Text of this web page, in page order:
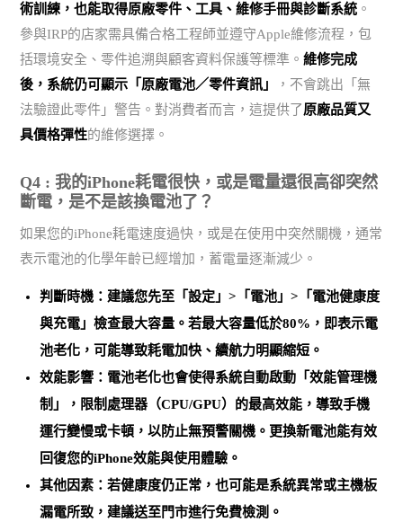
術訓練，也能取得原廠零件、工具、維修手冊與診斷系統 。
參與IRP的店家需具備合格工程師並遵守Apple維修流程，包
括環境安全、零件追溯與顧客資料保護等標準。維修完成
後，系統仍可顯示「原廠電池／零件資訊」
，不會跳出「無
法驗證此零件」警告。對消費者而言，這提供了原廠品質又
具價格彈性的維修選擇。
Q4 : 我的iPhone耗電很快，或是電量還很高卻突然
斷電，是不是該換電池了？
如果您的iPhone耗電速度過快，或是在使用中突然關機，通常
表示電池的化學年齡已經增加，蓄電量逐漸減少。
判斷時機：建議您先至「設定」>「電池」>「電池健康度
與充電」檢查最大容量。若最大容量低於80%，即表示電
池老化 ，可能導致耗電加快、續航力明顯縮短。
效能影響：電池老化也會使得系統自動啟動「效能管理機
制」，限制處理器（CPU/GPU）的最高效能，導致手機
運行變慢或卡頓，以防止無預警關機。 更換新電池能有效
回復您的iPhone效能與使用體驗 。
其他因素：若健康度仍正常，也可能是系統異常或主機板
漏電所致 ，建議送至門市進行免費檢測。